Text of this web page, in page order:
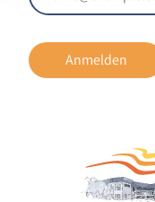
Anmelden
Cookie
können,
Cookies gesetzt.